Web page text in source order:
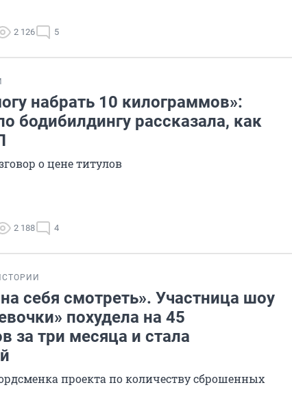
2 126 5
набрать 10 килограммов»:
бодибилдингу рассказала, как
о цене титулов
2 188 4
себя смотреть». Участница шоу
похудела на 45
за три месяца и стала
проекта по количеству сброшенных